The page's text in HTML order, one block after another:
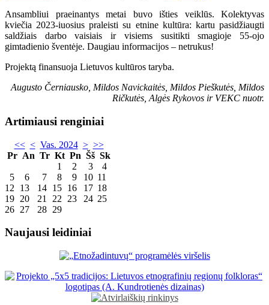
Ansambliui praeinantys metai buvo išties veiklūs. Kolektyvas
kviečia 2023-iuosius praleisti su etnine kultūra: kartu pasidžiaugti
saldžiais darbo vaisiais ir visiems susitikti smagioje 55-ojo
gimtadienio šventėje. Daugiau informacijos – netrukus!
Projektą finansuoja Lietuvos kultūros taryba.
Augusto Černiausko, Mildos Navickaitės, Mildos Pieškutės, Mildos
Ričkutės, Algės Rykovos ir VEKC nuotr.
Artimiausi renginiai
<< < Vas. 2024 > >>
Pr An Tr Kt Pn Šš Sk
1
2 3
4
5
6 7 8 9 10 11
12
13 14 15 16 17 18
19 20 21 22 23 24 25
26 27 28 29
Naujausi leidiniai